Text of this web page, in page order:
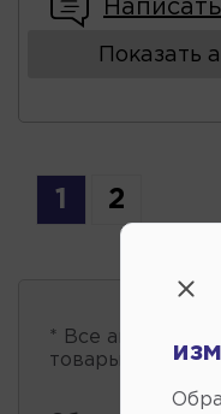
Показать
1 2
* Все
товары